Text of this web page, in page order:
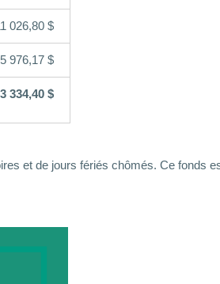
026,80 $
976,17 $
334,40 $
et de jours fériés chômés. Ce fonds